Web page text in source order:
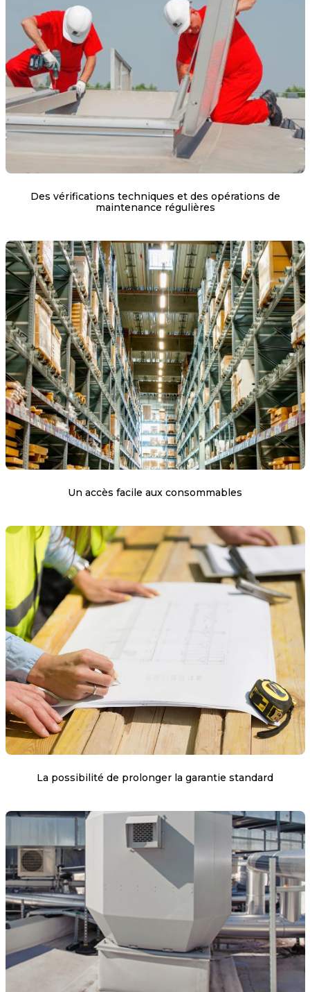
Des vérifications techniques et des opérations de
maintenance régulières
Un accès facile aux consommables
La possibilité de prolonger la garantie standard